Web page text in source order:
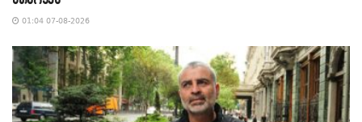
01:04 07-08-2026